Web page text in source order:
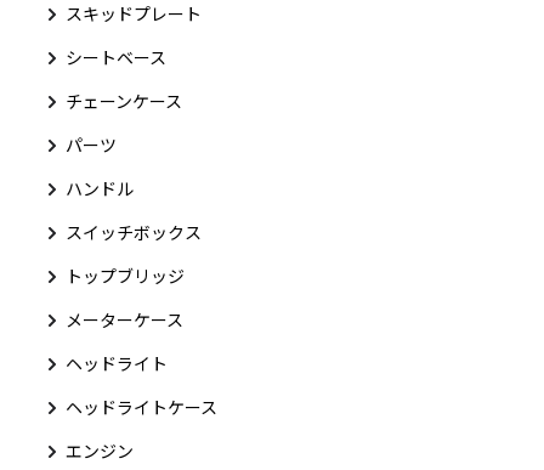
スキッドプレート
シートベース
チェーンケース
パーツ
ハンドル
スイッチボックス
トップブリッジ
メーターケース
ヘッドライト
ヘッドライトケース
エンジン